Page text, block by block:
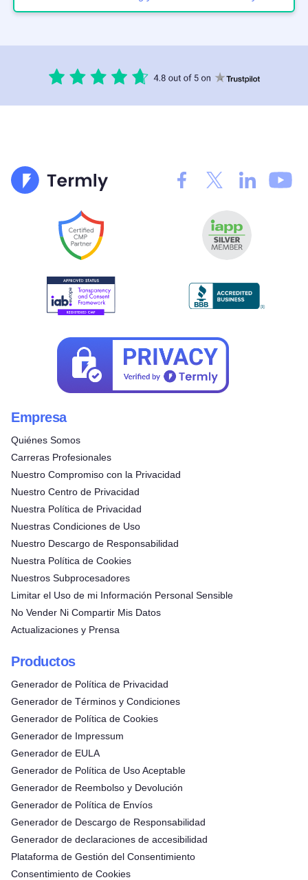
Empresa
Quiénes Somos
Carreras Profesionales
Nuestro Compromiso con la Privacidad
Nuestro Centro de Privacidad
Nuestra Política de Privacidad
Nuestras Condiciones de Uso
Nuestro Descargo de Responsabilidad
Nuestra Política de Cookies
Nuestros Subprocesadores
Limitar el Uso de mi Información Personal Sensible
No Vender Ni Compartir Mis Datos
Actualizaciones y Prensa
Productos
Generador de Política de Privacidad
Generador de Términos y Condiciones
Generador de Política de Cookies
Generador de Impressum
Generador de EULA
Generador de Política de Uso Aceptable
Generador de Reembolso y Devolución
Generador de Política de Envíos
Generador de Descargo de Responsabilidad
Generador de declaraciones de accesibilidad
Plataforma de Gestión del Consentimiento
Consentimiento de Cookies